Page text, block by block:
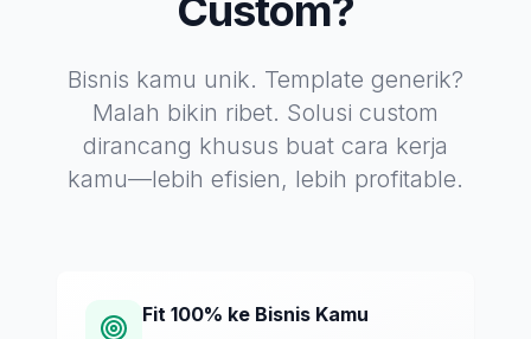
Custom?
Bisnis kamu unik. Template generik?
Malah bikin ribet. Solusi custom
dirancang khusus buat cara kerja
kamu—lebih efisien, lebih profitable.
Fit 100% ke Bisnis Kamu